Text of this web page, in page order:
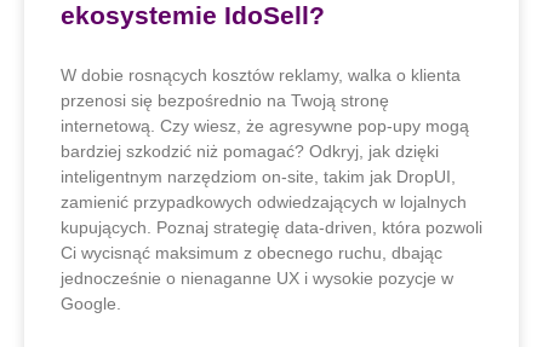
ekosystemie IdoSell?
W dobie rosnących kosztów reklamy, walka o klienta
przenosi się bezpośrednio na Twoją stronę
internetową. Czy wiesz, że agresywne pop-upy mogą
bardziej szkodzić niż pomagać? Odkryj, jak dzięki
inteligentnym narzędziom on-site, takim jak DropUI,
zamienić przypadkowych odwiedzających w lojalnych
kupujących. Poznaj strategię data-driven, która pozwoli
Ci wycisnąć maksimum z obecnego ruchu, dbając
jednocześnie o nienaganne UX i wysokie pozycje w
Google.